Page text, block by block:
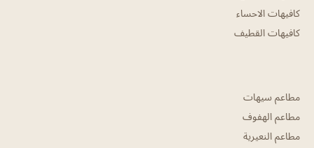
كافيهات الاحساء
كافيهات القطيف
مطاعم سيهات
مطاعم الهفوف
مطاعم النعيرية